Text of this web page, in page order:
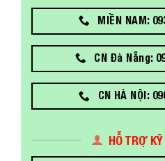
MIỀN NAM:
CN Đà Nẵng:
CN HÀ NỘI:
HỖ TRỢ